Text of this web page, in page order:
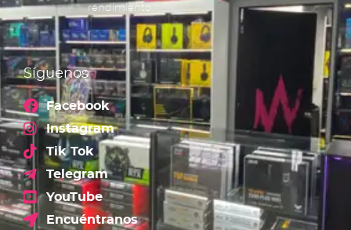
rendimiento.
Síguenos
Facebook
Instagram
Tik Tok
Telegram
YouTube
Encuéntranos